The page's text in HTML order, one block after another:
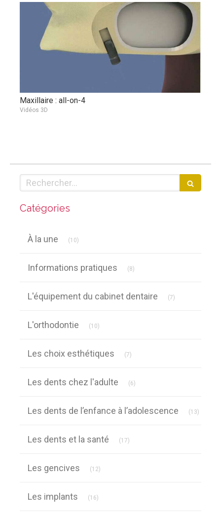
Maxillaire : all-on-4
Vidéos 3D
Rechercher
Catégories
À la une (10)
Informations pratiques (8)
L'équipement du cabinet dentaire (7)
L'orthodontie (10)
Les choix esthétiques (7)
Les dents chez l'adulte (6)
Les dents de l’enfance à l’adolescence (13)
Les dents et la santé (17)
Les gencives (12)
Les implants (16)